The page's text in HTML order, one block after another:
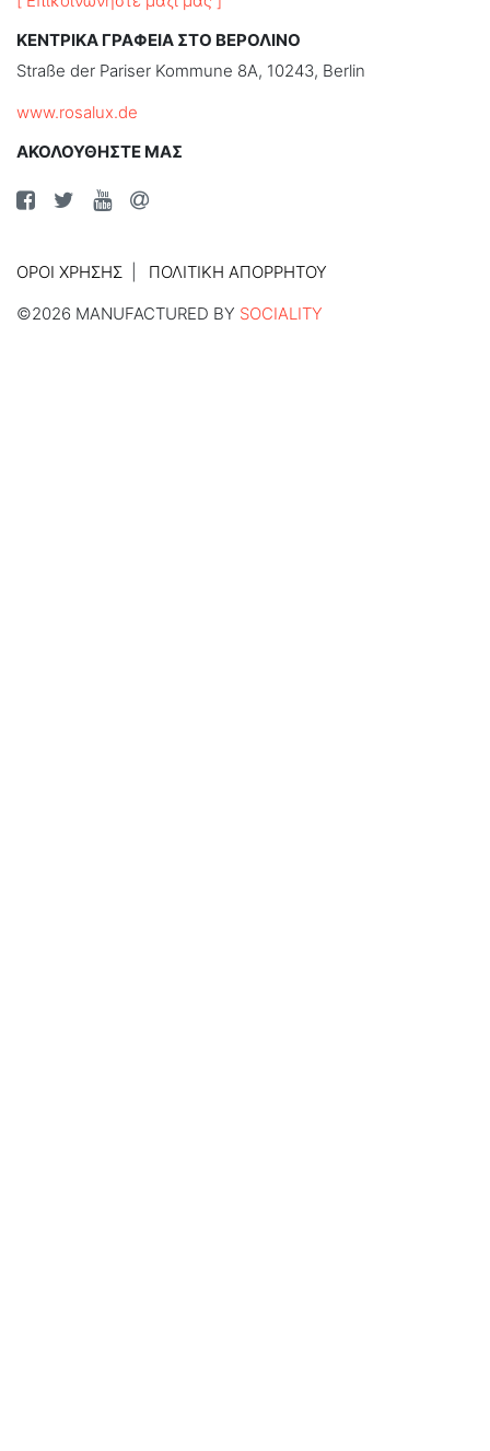
ΚΕΝΤΡΙΚΑ ΓΡΑΦΕΙΑ ΣΤΟ ΒΕΡΟΛΙΝΟ
Straße der Pariser Kommune 8A, 10243, Berlin
www.rosalux.de
ΑΚΟΛΟΥΘΗΣΤΕ ΜΑΣ
ΌΡΟΙ ΧΡΉΣΗΣ
ΠΟΛΙΤΙΚΉ ΑΠΟΡΡΉΤΟΥ
©2026 MANUFACTURED BY SOCIALITY